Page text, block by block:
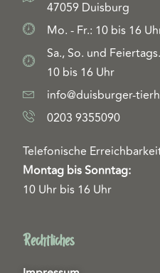
47059 Duisburg
Mo. - Fr.: 10 bis 16
Sa., So. und
10 bis 16 Uhr
info@duisburger-
0203 9355090
Telefonische
Montag bis Sonntag:
10 Uhr bis 16 Uhr
Rechtliches